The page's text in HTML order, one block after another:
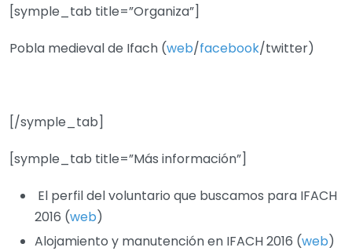
[symple_tab title=”Organiza”]
Pobla medieval de Ifach (web/facebook/twitter)
[/symple_tab]
[symple_tab title=”Más información”]
El perfil del voluntario que buscamos para IFACH
2016 (web)
Alojamiento y manutención en IFACH 2016 (web)